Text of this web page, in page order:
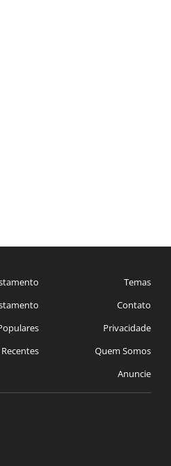
Recentes
Temas
Contato
Privacidade
Quem Somos
Anuncie